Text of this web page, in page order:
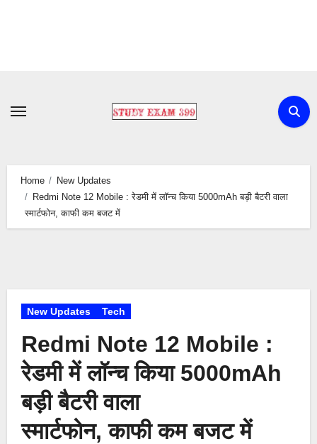
content
Home
New Updates
Redmi Note 12 Mobile : रेडमी में लॉन्च किया 5000mAh बड़ी बैटरी वाला
स्मार्टफोन, काफी कम बजट में
New Updates Tech
Redmi Note 12 Mobile :
रेडमी में लॉन्च किया 5000mAh
बड़ी बैटरी वाला
स्मार्टफोन, काफी कम बजट में